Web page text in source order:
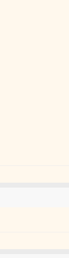
为医嗣父头疾，
求学剧情。女主
为分割线，文章
再再注：文中引用
请见谅。 再再再
时空 一句话简
创造美好生活 作品
经过一系列苦难他
百姓的故事。苦
读书给人智慧，使
，精彩绝伦。